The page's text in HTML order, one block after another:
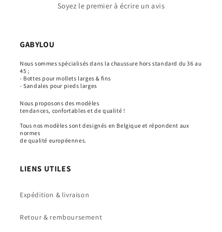
Soyez le premier à écrire un avis
GABYLOU
Nous sommes spécialisés dans la chaussure hors standard du 36 au
45 ;
- Bottes pour mollets larges & fins
- Sandales pour pieds larges
Nous proposons des modèles
tendances, confortables et de qualité !
Tous nos modèles sont designés en Belgique et répondent aux
normes
de qualité européennes.
LIENS UTILES
Expédition & livraison
Retour & remboursement